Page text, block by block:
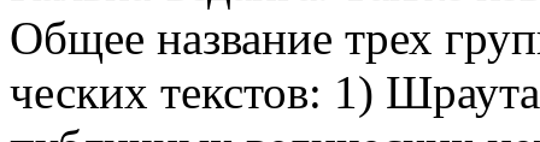
Общее название трех
ческих текстов: 1)